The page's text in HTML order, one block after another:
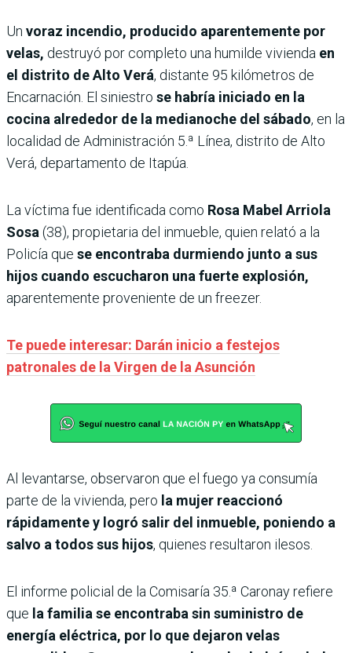
Un voraz incendio, producido aparentemente por
velas, destruyó por completo una humilde vivienda en
el distrito de Alto Verá, distante 95 kilómetros de
Encarnación. El siniestro se habría iniciado en la
cocina alrededor de la medianoche del sábado, en la
localidad de Administración 5.ª Línea, distrito de Alto
Verá, departamento de Itapúa.
La víctima fue identificada como Rosa Mabel Arriola
Sosa (38), propietaria del inmueble, quien relató a la
Policía que se encontraba durmiendo junto a sus
hijos cuando escucharon una fuerte explosión,
aparentemente proveniente de un freezer.
Te puede interesar: Darán inicio a festejos
patronales de la Virgen de la Asunción
Al levantarse, observaron que el fuego ya consumía
parte de la vivienda, pero la mujer reaccionó
rápidamente y logró salir del inmueble, poniendo a
salvo a todos sus hijos, quienes resultaron ilesos.
El informe policial de la Comisaría 35.ª Caronay refiere
que la familia se encontraba sin suministro de
energía eléctrica, por lo que dejaron velas